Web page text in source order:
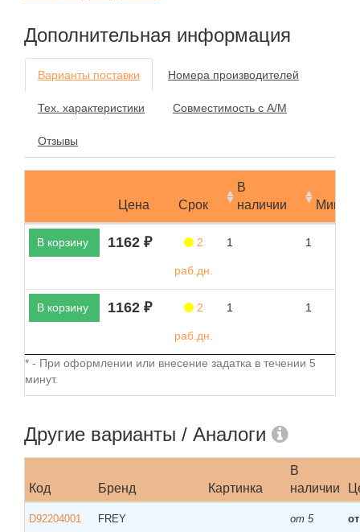
Дополнительная информация
Варианты поставки Номера производителей
Тех. характеристики Совместимость с А/М
Отзывы
Цена Срок
В
наличии
В корзину 1162 ₽ 2
раб.дн.
1 1
В корзину 1162 ₽ 2
раб.дн.
1 1
* - При оформлении или внесение задатка в течении 5
минут.
Другие варианты / Аналоги
Код Бренд Картинка
В
наличии
D92204001 FREY от 5